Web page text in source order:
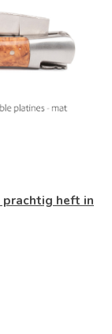
prachtig heft in